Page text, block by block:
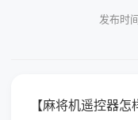
发布时
【麻将机遥控器